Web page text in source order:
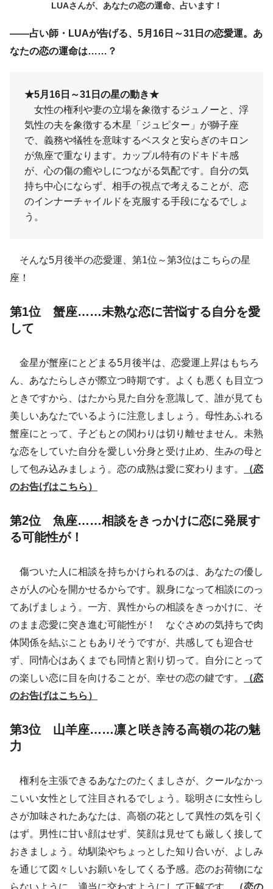
LUAさんが、あなたの恋の運命、占います！
――占い師・LUAが告げる、5月16日～31日の恋愛運。あ
なたの恋の運命は……？
★5月16日～31日の星の動き★
女性の権利や妻の立場を象徴するジュノーと、浮
気性の夫を象徴する木星「ジュピター」が獅子座
で、義務や犠牲を意味するベスタと安らぎのキロン
が魚座で重なります。カップル特有のドキドキ感
が、心の傷の癒やしにつながる気配です。自分の気
持ち中心にならず、相手の視点で考えることが、恋
のインナーチャイルドを克服する手段になるでしょ
う。
そんな5月後半の恋愛運、第1位～第3位はこちらの星
座！
第1位 蟹座……未熟な恋に苦悩する自分を愛
して
金星が蟹座にとどまる5月後半は、恋愛運上昇はもちろ
ん、あなたらしさが際立つ時期です。よくも悪くも目立つ
ときですから、はたから見た自分を意識して、誰が見ても
美しいあなたでいるように注意しましょう。母性あふれる
蟹座にとって、子どもとの関わりは切り離せません。未熟
な恋をしていた自分を愛しい分身と受け止め、生みの母と
して包み込みましょう。恋の成熟は愛に変わります。
（恋
のお告げはこちら）
第2位 魚座……相談をきっかけに恋に発展す
る可能性が！
傷ついた人に相談を持ちかけられるのは、あなたの優し
さが人の心を開かせるからです。親身になって相談にのっ
てあげましょう。一方、異性からの相談をきっかけに、そ
のまま恋愛に突き進む可能性が！ なぐさめの気持ちで肉
体関係を結ぶこともありそうですが、共感しても迎合せ
ず、同情心はあくまでも同情と割り切って。自分にとって
の楽しい恋に目を向けることが、幸せの恋の鍵です。
（恋
のお告げはこちら）
第3位 山羊座……凛と咲き誇る高嶺の花の魅
力
権利を主張できるあなたのたくましさが、クールなかっ
こいい女性として注目されるでしょう。聡明さに女性らし
さが加味されたあなたは、高嶺の花として異性の気を引く
はず。男性に甘い顔はせず、笑顔は見せても厳しく接して
おきましょう。幼馴染やちょっとした知り合いが、よしみ
を通じて図々しいお願いをしてくる予感。恋のお荷物にな